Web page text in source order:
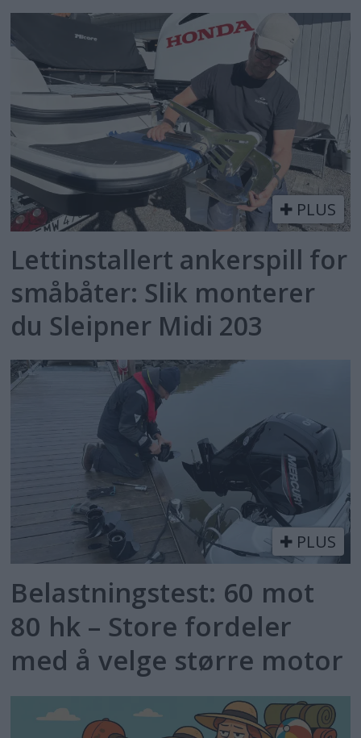
PLUS
Lettinstallert ankerspill for
småbåter: Slik monterer
du Sleipner Midi 203
PLUS
Belastningstest: 60 mot
80 hk – Store fordeler
med å velge større motor